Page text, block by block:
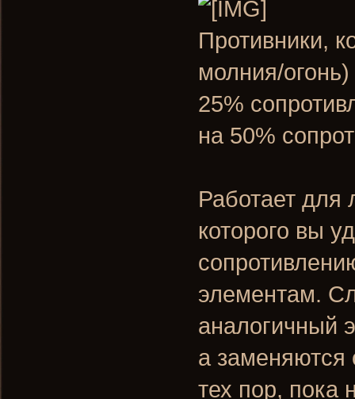
Противники,
молния/
25%
на 50%
Работает для
которого вы
элементам.
аналогичный
а заменяются
тех пор, пока